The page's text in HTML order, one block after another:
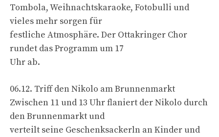
Tombola, Weihnachtskaraoke, Fotobulli und
vieles mehr sorgen für
festliche Atmosphäre. Der Ottakringer Chor
rundet das Programm um 17
Uhr ab.
06.12. Triff den Nikolo am Brunnenmarkt
Zwischen 11 und 13 Uhr flaniert der Nikolo durch
den Brunnenmarkt und
verteilt seine Geschenksackerln an Kinder und